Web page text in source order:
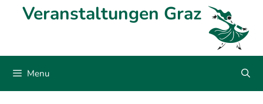
Veranstaltungen Graz
Menu